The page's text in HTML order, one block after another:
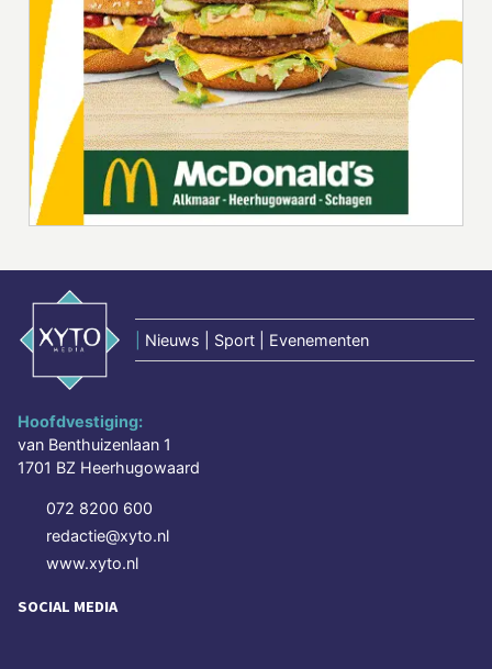
Nieuws | Sport | Evenementen
Hoofdvestiging:
van Benthuizenlaan 1
1701 BZ Heerhugowaard
072 8200 600
redactie@xyto.nl
www.xyto.nl
SOCIAL MEDIA